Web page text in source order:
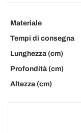
Materiale
Tempi di consegna
Lunghezza (cm)
Profondità (cm)
Altezza (cm)